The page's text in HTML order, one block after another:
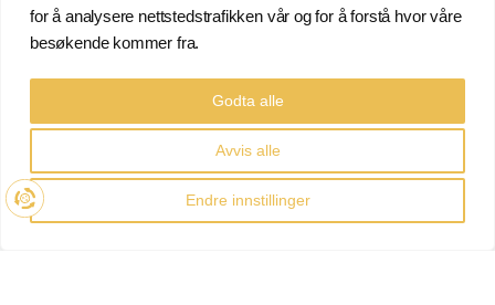
for å analysere nettstedstrafikken vår og for å forstå hvor våre
besøkende kommer fra.
Godta alle
Avvis alle
Endre innstillinger
North Shipping AS